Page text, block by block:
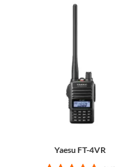
Yaesu FT-4VR